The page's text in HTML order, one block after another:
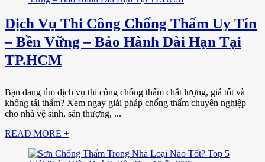
Dịch Vụ Thi Công Chống Thấm Uy Tín
– Bền Vững – Bảo Hành Dài Hạn Tại
TP.HCM
Bạn đang tìm dịch vụ thi công chống thấm chất lượng, giá tốt và
không tái thấm? Xem ngay giải pháp chống thấm chuyên nghiệp
cho nhà vệ sinh, sân thượng, ...
READ MORE +